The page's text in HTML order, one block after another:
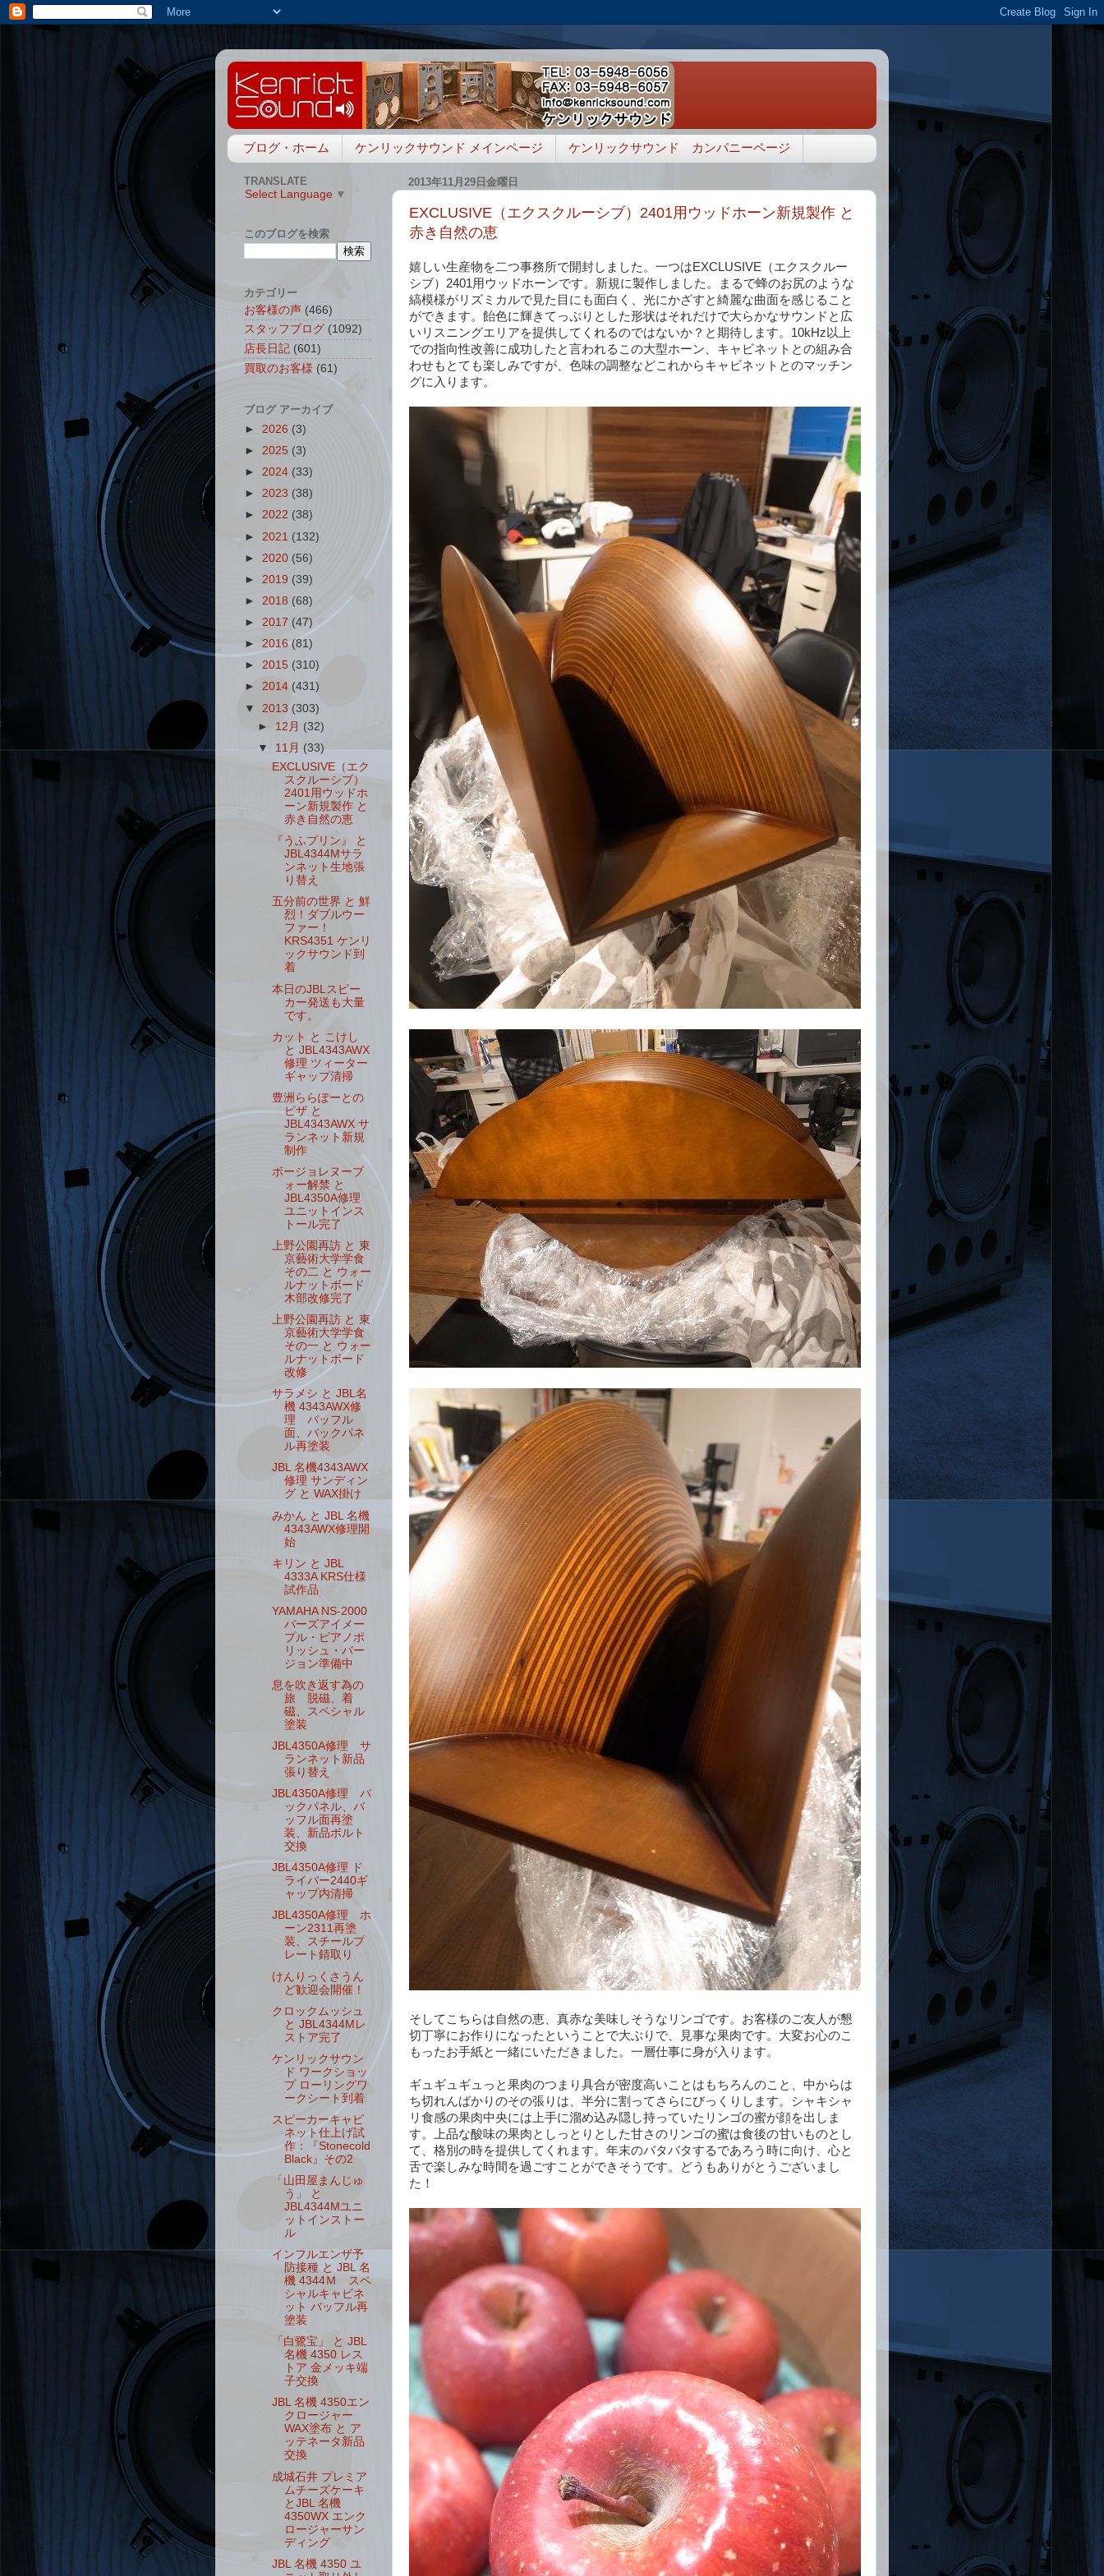
ブログ・ホーム ケンリックサウンド メインページ ケンリックサウンド カンパニーページ
2013年11月29日金曜日
EXCLUSIVE（エクスクルーシブ）2401用ウッドホーン新規製作 と
赤き自然の恵
嬉しい生産物を二つ事務所で開封しました。一つはEXCLUSIVE（エクスクルー
シブ）2401用ウッドホーンです。新規に製作しました。まるで蜂のお尻のような
縞模様がリズミカルで見た目にも面白く、光にかざすと綺麗な曲面を感じること
ができます。飴色に輝きてっぷりとした形状はそれだけで大らかなサウンドと広
いリスニングエリアを提供してくれるのではないか？と期待します。10kHz以上
での指向性改善に成功したと言われるこの大型ホーン、キャビネットとの組み合
わせもとても楽しみですが、色味の調整などこれからキャビネットとのマッチン
グに入ります。
そしてこちらは自然の恵、真赤な美味しそうなリンゴです。お客様のご友人が懇
切丁寧にお作りになったということで大ぶりで、見事な果肉です。大変お心のこ
もったお手紙と一緒にいただきました。一層仕事に身が入ります。
ギュギュギュっと果肉のつまり具合が密度高いことはもちろんのこと、中からは
ち切れんばかりのその張りは、半分に割ってさらにびっくりします。シャキシャ
リ食感の果肉中央には上手に溜め込み隠し持っていたリンゴの蜜が顔を出しま
す。上品な酸味の果肉としっとりとした甘さのリンゴの蜜は食後の甘いものとし
て、格別の時を提供してくれます。年末のバタバタするであろう時に向け、心と
舌で楽しみな時間を過ごすことができそうです。どうもありがとうございまし
た！
TRANSLATE
Select Language ▼
このブログを検索
カテゴリー
お客様の声 (466)
スタッフブログ (1092)
店長日記 (601)
買取のお客様 (61)
ブログ アーカイブ
► 2026 (3)
► 2025 (3)
► 2024 (33)
► 2023 (38)
► 2022 (38)
► 2021 (132)
► 2020 (56)
► 2019 (39)
► 2018 (68)
► 2017 (47)
► 2016 (81)
► 2015 (310)
► 2014 (431)
▼ 2013 (303)
► 12月 (32)
▼ 11月(33)
EXCLUSIVE（エク
スクルーシブ）
2401用ウッドホ
ーン新規製作 と
赤き自然の恵
『うふプリン』 と
JBL4344Mサラ
ンネット生地張
り替え
五分前の世界 と 鮮
烈！ダブルウー
ファー！
KRS4351 ケンリ
ックサウンド到
着
本日のJBLスピー
カー発送も大量
です。
カット と こけし
と JBL4343AWX
修理 ツィーター
ギャップ清掃
豊洲ららぽーとの
ピザ と
JBL4343AWX サ
ランネット新規
制作
ボージョレヌーブ
ォー解禁 と
JBL4350A修理
ユニットインス
トール完了
上野公園再訪 と 東
京藝術大学学食
その二 と ウォー
ルナットボード
木部改修完了
上野公園再訪 と 東
京藝術大学学食
その一 と ウォー
ルナットボード
改修
サラメシ と JBL名
機 4343AWX修
理 バッフル
面、バックパネ
ル再塗装
JBL 名機4343AWX
修理 サンディン
グ と WAX掛け
みかん と JBL 名機
4343AWX修理開
始
キリン と JBL
4333A KRS仕様
試作品
YAMAHA NS-2000
バーズアイメー
プル・ピアノポ
リッシュ・バー
ジョン準備中
息を吹き返す為の
旅 脱磁、着
磁、スペシャル
塗装
JBL4350A修理 サ
ランネット新品
張り替え
JBL4350A修理 バ
ックパネル、バ
ッフル面再塗
装、新品ボルト
交換
JBL4350A修理 ド
ライバー2440ギ
ャップ内清掃
JBL4350A修理 ホ
ーン2311再塗
装、スチールプ
レート錆取り
けんりっくさうん
ど歓迎会開催！
クロックムッシュ
と JBL4344Mレ
ストア完了
ケンリックサウン
ド ワークショッ
プ ローリングワ
ークシート到着
スピーカーキャビ
ネット仕上げ試
作：『Stonecold
Black』その2
「山田屋まんじゅ
う」 と
JBL4344Mユニ
ットインストー
ル
インフルエンザ予
防接種 と JBL 名
機 4344Ｍ スペ
シャルキャビネ
ット バッフル再
塗装
「白鷺宝」 と JBL
名機 4350 レス
トア 金メッキ端
子交換
JBL 名機 4350エン
クロージャー
WAX塗布 と ア
ッテネータ新品
交換
成城石井 プレミア
ムチーズケーキ
とJBL 名機
4350WX エンク
ロージャーサン
ディング
JBL 名機 4350 ユ